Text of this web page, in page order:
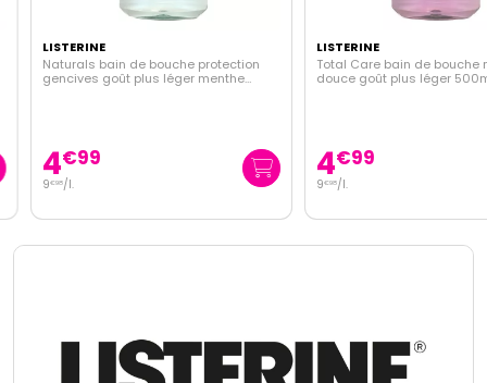
LISTERINE
Naturals bain de bouche protection
gencives goût plus léger menthe
4€99
98/l.
LISTERINE
Total Care bain de bouche
douce goût plus léger 500ml
4€99
98/l.